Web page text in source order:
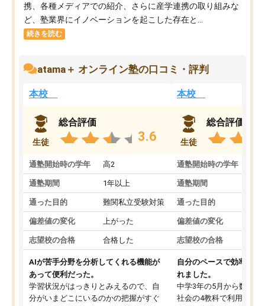
携、各種メディアでの紹介、さらに産学連携の取り組みな
ど、塾業界にイノベーションを起こした存在と...
続きを読む
atama＋ オンライン塾の口コミ・評判
本校
生徒
総合評価
3.6
通塾開始時の学年 高2
通塾期間 1年以上
通った目的 難関私立受験対策
偏差値の変化 上がった
志望校の合格 合格した
AIが苦手分野を分析してくれる機能が
あって便利だった。
学習状況がはっきりとみえるので、自
分がいまどこにいるのかの把握がすぐ
本校
生徒
総合評価
通塾開始時の学年
通塾期間
通った目的
偏差値の変化
志望校の合格
自分のペースで効率よく
れました。
中学3年の5月から数学・
社会の4教科で利用し、